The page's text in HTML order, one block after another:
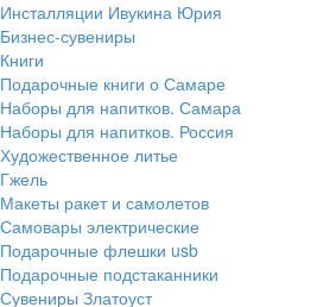
Инсталляции Ивукина Юрия
Бизнес-сувениры
Книги
Подарочные книги о Самаре
Наборы для напитков. Самара
Наборы для напитков. Россия
Художественное литье
Гжель
Макеты ракет и самолетов
Самовары электрические
Подарочные флешки usb
Подарочные подстаканники
Сувениры Златоуст